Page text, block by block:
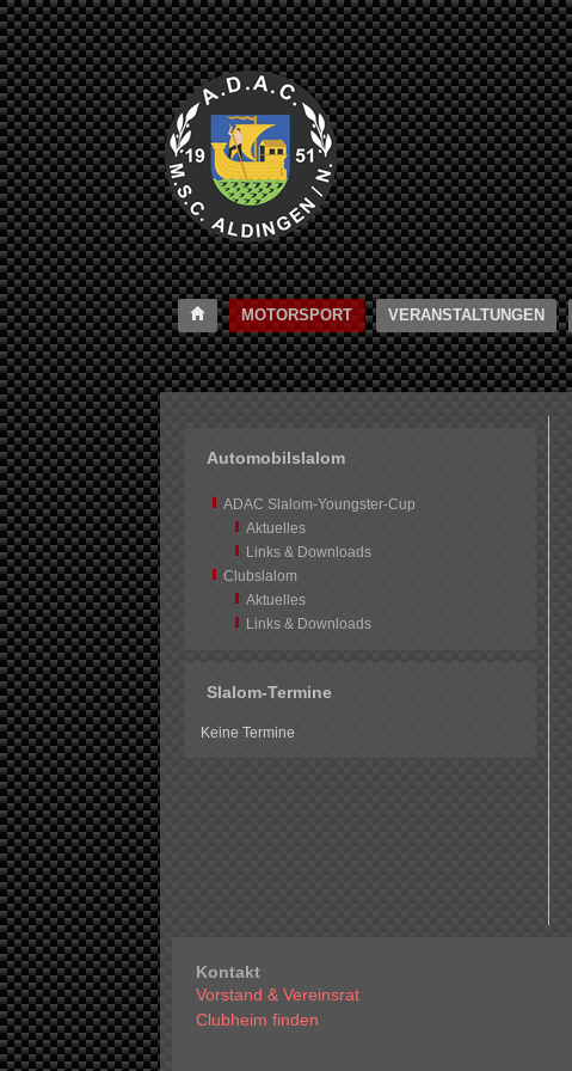
MOTORSPORT VERANSTALTUNGEN
Automobilslalom
ADAC Slalom-Youngster-Cup
Aktuelles
Links & Downloads
Clubslalom
Aktuelles
Links & Downloads
Slalom-Termine
Keine Termine
Kontakt
Vorstand & Vereinsrat
Clubheim finden